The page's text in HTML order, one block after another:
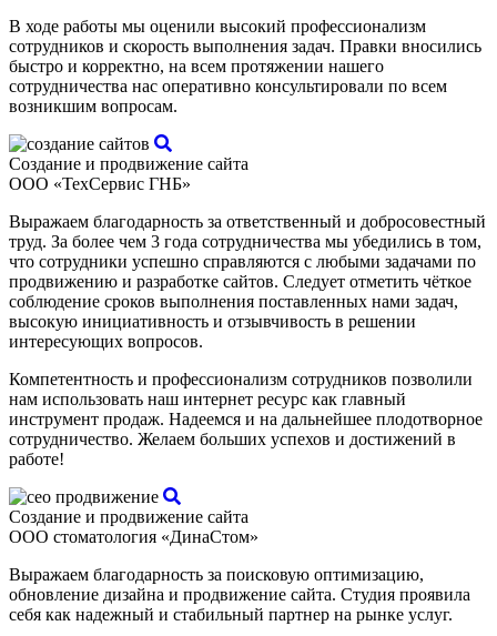
В ходе работы мы оценили высокий профессионализм
сотрудников и скорость выполнения задач. Правки вносились
быстро и корректно, на всем протяжении нашего
сотрудничества нас оперативно консультировали по всем
возникшим вопросам.
Создание и продвижение сайта
ООО «ТехСервис ГНБ»
Выражаем благодарность за ответственный и добросовестный
труд. За более чем 3 года сотрудничества мы убедились в том,
что сотрудники успешно справляются с любыми задачами по
продвижению и разработке сайтов. Следует отметить чёткое
соблюдение сроков выполнения поставленных нами задач,
высокую инициативность и отзывчивость в решении
интересующих вопросов.
Компетентность и профессионализм сотрудников позволили
нам использовать наш интернет ресурс как главный
инструмент продаж. Надеемся и на дальнейшее плодотворное
сотрудничество. Желаем больших успехов и достижений в
работе!
Создание и продвижение сайта
ООО стоматология «ДинаСтом»
Выражаем благодарность за поисковую оптимизацию,
обновление дизайна и продвижение сайта. Студия проявила
себя как надежный и стабильный партнер на рынке услуг.